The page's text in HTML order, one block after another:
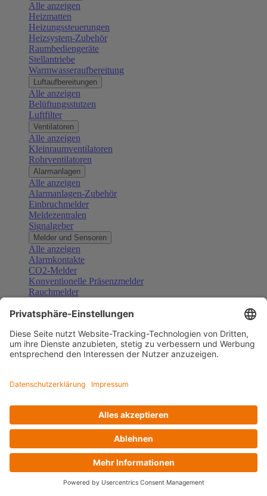
Alle anzeigen
Heizmatten
Heizungssteuerungen
Heizsystem-Zubehör
Raumbediengeräte
Stellantriebe
Warmwasseraufbereitung
Luftaufbereitungen
Alle anzeigen
Belüftungsstutzen
Luftfilter
Ventilatoren
Alle anzeigen
Kleinraumventilatoren
Rohrventilatoren
Alarmanlagen
Alle anzeigen
Alarmanlagen-Zubehör
Einbruchmelder
Meldezentralen
Signalgeber
Melder und Sensoren
Alle anzeigen
Alarmkontakte
CO2-Melder
Konventionelle Präsenzmelder
Rauchmelder
Gefahrenmelder
Türsprechanlagen
Alle anzeigen
Außenstationen
Klingeltaster und Gongs
Sprechanlagen-Sets
Zubehör Türkommunikation
Videoüberwachung
Zubehör Videoüberwachung
Alle anzeigen